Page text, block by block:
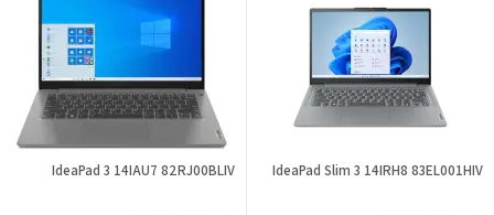
IdeaPad Slim 3 14IRH8 83EL001HIV
IdeaPad 3 14IAU7 82RJ00BLIV